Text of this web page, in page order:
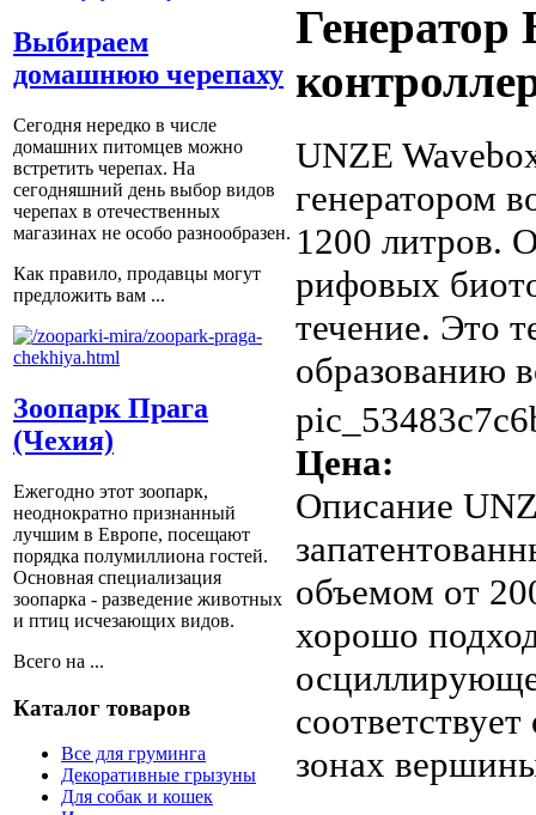
Выбираем
домашнюю черепаху
Сегодня нередко в числе
домашних питомцев можно
встретить черепах. На
сегодняшний день выбор видов
черепах в отечественных
магазинах не особо разнообразен.
Как правило, продавцы могут
предложить вам ...
Зоопарк Прага
(Чехия)
Ежегодно этот зоопарк,
неоднократно признанный
лучшим в Европе, посещают
порядка полумиллиона гостей.
Основная специализация
зоопарка - разведение животных
и птиц исчезающих видов.
Всего на ...
Каталог товаров
Все для груминга
Декоративные грызуны
Для собак и кошек
Генератор
UNZE
генератором
1200 литров.
рифовых
течение. Это
образованию
Цена:
Описание
объемом от
хорошо
зонах